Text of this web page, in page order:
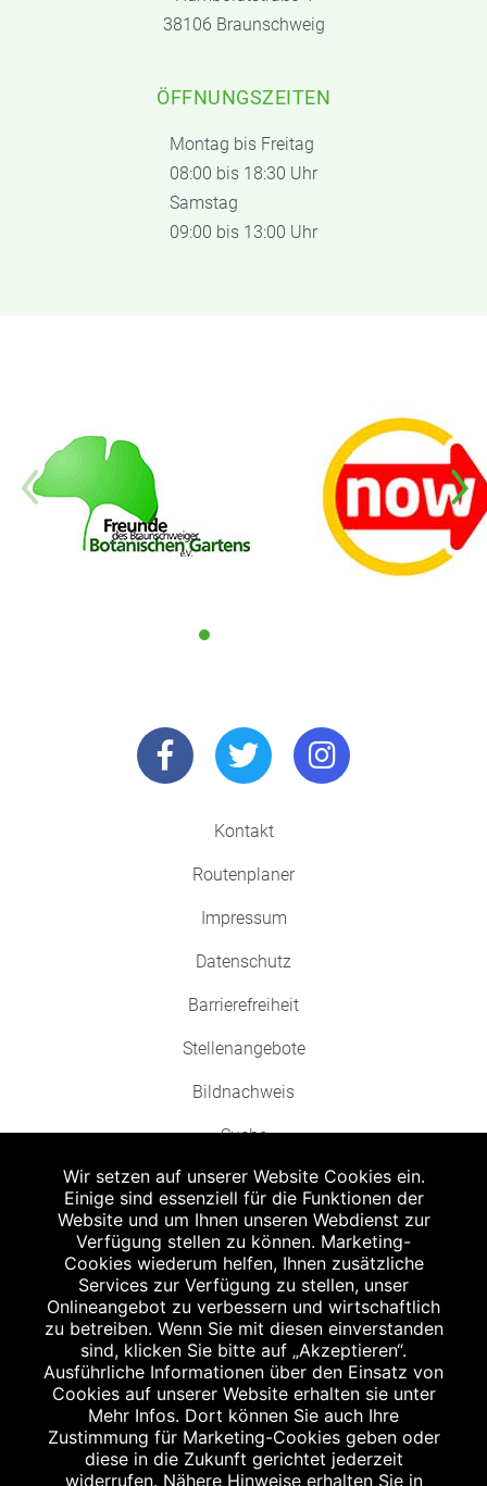
38106 Braunschweig
ÖFFNUNGSZEITEN
Montag bis Freitag
08:00 bis 18:30 Uhr
Samstag
09:00 bis 13:00 Uhr
Kontakt
Routenplaner
Impressum
Datenschutz
Barrierefreiheit
Stellenangebote
Bildnachweis
Suche
Abgabe in haushaltsüblichen Mengen, solange der Vorrat reicht. Für Druck-
und Satzfehler keine Haftung.
Zu Risiken und Nebenwirkungen lesen Sie die Packungsbeilage und fragen
Sie Ihren Arzt oder Apotheker.
Angabe nach der deutschen Arzneimitteltaxe Apothekenerstattungspreis
(AEP). Der AEP ist keine unverbindliche Preisempfehlung der Hersteller. Der
AEP ist ein von den Apotheken in Ansatz gebrachter Preis für rezeptfreie
Arzneimittel. Er entspricht in der Höhe dem für Apotheken verbindlichen
Abgabepreis, zu dem eine Apotheke in bestimmten Fällen (z.B. bei Kindern
unter 12 Jahren) das Produkt mit der gesetzlichen Krankenversicherung
abrechnet. Der AEP ist der allgemeine Erstattungspreis im Falle einer
Kostenübernahme durch die gesetzlichen Krankenkassen, vor Abzug eines
Wir setzen auf unserer Website Cookies ein.
Einige sind essenziell für die Funktionen der
Website und um Ihnen unseren Webdienst zur
Verfügung stellen zu können. Marketing-
Cookies wiederum helfen, Ihnen zusätzliche
Services zur Verfügung zu stellen, unser
Onlineangebot zu verbessern und wirtschaftlich
zu betreiben. Wenn Sie mit diesen einverstanden
sind, klicken Sie bitte auf „Akzeptieren“.
Ausführliche Informationen über den Einsatz von
Cookies auf unserer Website erhalten sie unter
Mehr Infos. Dort können Sie auch Ihre
Zustimmung für Marketing-Cookies geben oder
diese in die Zukunft gerichtet jederzeit
widerrufen. Nähere Hinweise erhalten Sie in